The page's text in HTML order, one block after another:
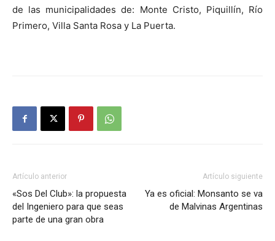
de las municipalidades de: Monte Cristo, Piquillín, Río
Primero, Villa Santa Rosa y La Puerta.
Artículo anterior
«Sos Del Club»: la propuesta
del Ingeniero para que seas
parte de una gran obra
Artículo siguiente
Ya es oficial: Monsanto se va
de Malvinas Argentinas